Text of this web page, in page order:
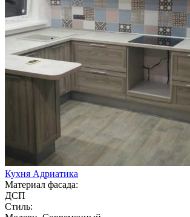
Кухня Адриатика
Материал фасада:
ДСП
Стиль: